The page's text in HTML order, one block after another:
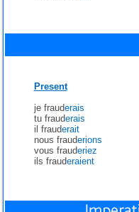
Present
je frauderais
tu frauderais
il frauderait
nous frauderions
vous frauderiez
ils frauderaient